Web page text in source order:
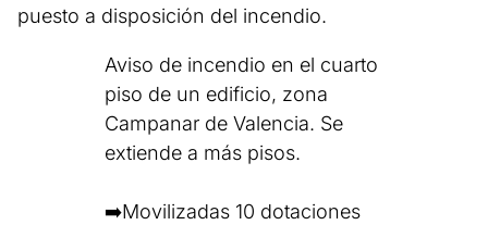
puesto a disposición del incendio.
Aviso de incendio en el cuarto
piso de un edificio, zona
Campanar de Valencia. Se
extiende a más pisos.
➡️Movilizadas 10 dotaciones